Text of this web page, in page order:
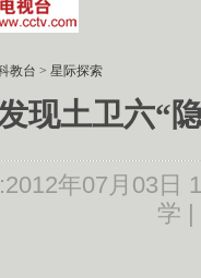
教台 > 星际探索
现土卫六“
年07月03日
学 |